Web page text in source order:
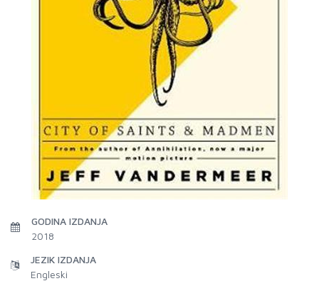
GODINA IZDANJA
2018
JEZIK IZDANJA
Engleski